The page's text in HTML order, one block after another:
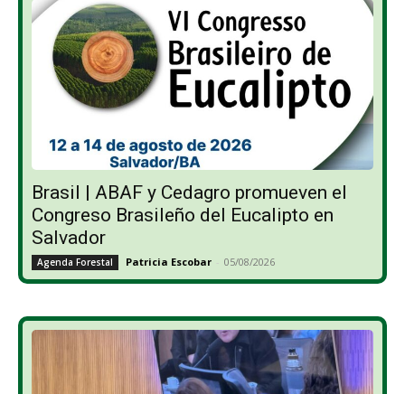
Brasil | ABAF y Cedagro promueven el
Congreso Brasileño del Eucalipto en
Salvador
Agenda Forestal Patricia Escobar - 05/08/2026